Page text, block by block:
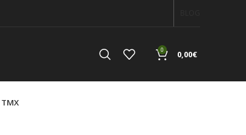
0 0,00€
ΤΜΧ